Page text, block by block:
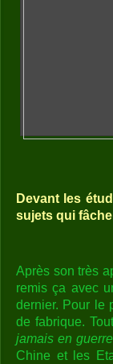
Devant les
sujets qui
Après son très
remis ça avec
dernier. Pour le
de fabrique.
jamais en
Chine et les